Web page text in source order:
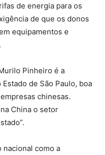
de energia para os
de que os donos
equipamentos e
Pinheiro é a
de São Paulo, boa
chinesas.
China o setor
nacional como a